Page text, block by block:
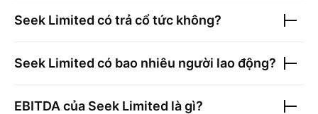
Seek Limited có trả cổ tức không?
Seek Limited có bao nhiêu người lao động?
EBITDA của Seek Limited là gì?